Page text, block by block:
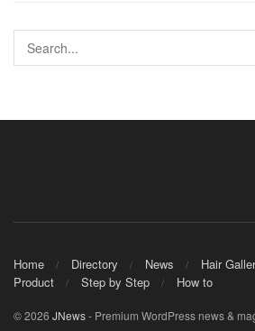
Home Directory News Hair
Product
Step by Step How to
© 2026 JNews- Premium WordPress news &